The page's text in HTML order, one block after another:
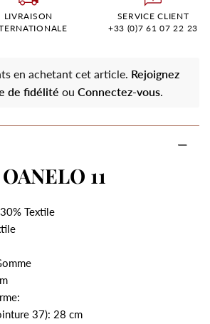
LIVRAISON
SERVICE CLIENT
+33 (0)7 61 07 22 23
en achetant cet article. Rejoignez
de fidélité ou Connectez-vous.
11
Textile
37): 28 cm